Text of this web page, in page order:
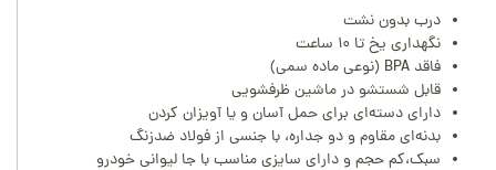
درب بدون نشت
نگهداری یخ تا ۱۰ ساعت
فاقد BPA (نوعی ماده سمی)
قابل شستشو در ماشین ظرفشویی
دارای دسته‌ای برای حمل آسان و یا آویزان کردن
بدنه‌ای مقاوم و دو جداره، با جنسی از فولاد ضدزنگ
سبک،کم حجم و دارای سایزی مناسب با جا لیوانی خودرو